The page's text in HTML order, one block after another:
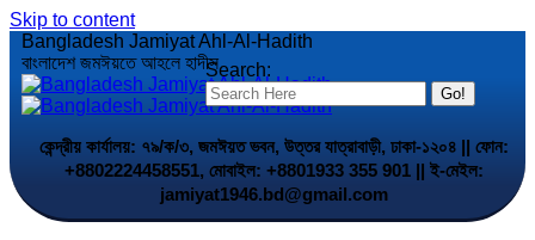
Skip to content
Search:
Bangladesh Jamiyat Ahl-Al-Hadith
বাংলাদেশ জমঈয়তে আহলে হাদীস
কেন্দ্রীয় কার্যালয়: ৭৯/ক/৩, জমঈয়ত ভবন, উত্তর যাত্রাবাড়ী, ঢাকা-১২০৪ || ফোন:
+8802224458551, মোবাইল: +8801933 355 901 || ই-মেইল:
jamiyat1946.bd@gmail.com